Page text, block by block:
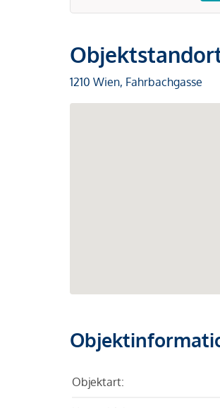
1210 Wien, Fahrbachgasse
Objektart: